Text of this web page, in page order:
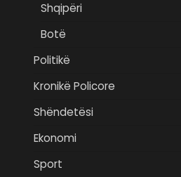
Shqipëri
Botë
Politikë
Kronikë Policore
Shëndetësi
Ekonomi
Sport